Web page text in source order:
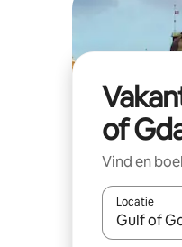
of
Vind en
Locatie
Wanneer